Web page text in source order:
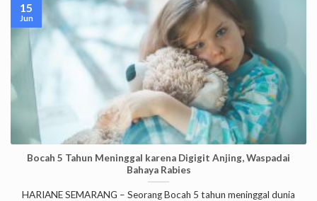
Bocah 5 Tahun Meninggal karena Digigit Anjing, Waspadai
Bahaya Rabies
HARIANE SEMARANG – Seorang Bocah 5 tahun meninggal dunia
15
Jun